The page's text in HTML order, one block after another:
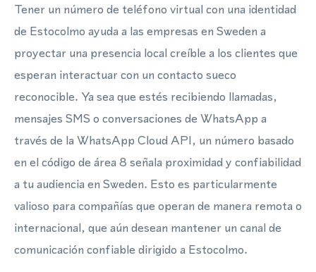
Tener un número de teléfono virtual con una identidad
de Estocolmo ayuda a las empresas en Sweden a
proyectar una presencia local creíble a los clientes que
esperan interactuar con un contacto sueco
reconocible. Ya sea que estés recibiendo llamadas,
mensajes SMS o conversaciones de WhatsApp a
través de la WhatsApp Cloud API, un número basado
en el código de área 8 señala proximidad y confiabilidad
a tu audiencia en Sweden. Esto es particularmente
valioso para compañías que operan de manera remota o
internacional, que aún desean mantener un canal de
comunicación confiable dirigido a Estocolmo.